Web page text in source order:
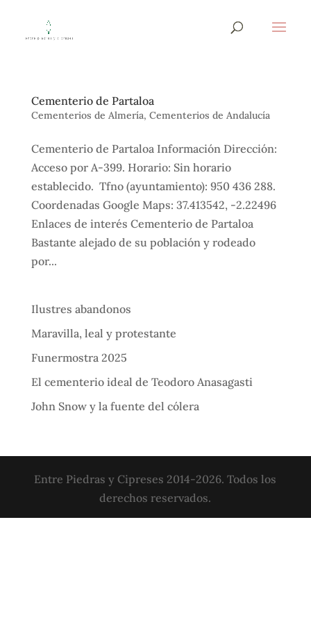
Cementerio de Partaloa
Cementerios de Almería, Cementerios de Andalucía
Cementerio de Partaloa Información Dirección:
Acceso por A-399. Horario: Sin horario
establecido. Tfno (ayuntamiento): 950 436 288.
Coordenadas Google Maps: 37.413542, -2.22496
Enlaces de interés Cementerio de Partaloa
Bastante alejado de su población y rodeado
por...
Ilustres abandonos
Maravilla, leal y protestante
Funermostra 2025
El cementerio ideal de Teodoro Anasagasti
John Snow y la fuente del cólera
Entre Piedras y Cipreses 2014-2026. Todos los
derechos reservados.